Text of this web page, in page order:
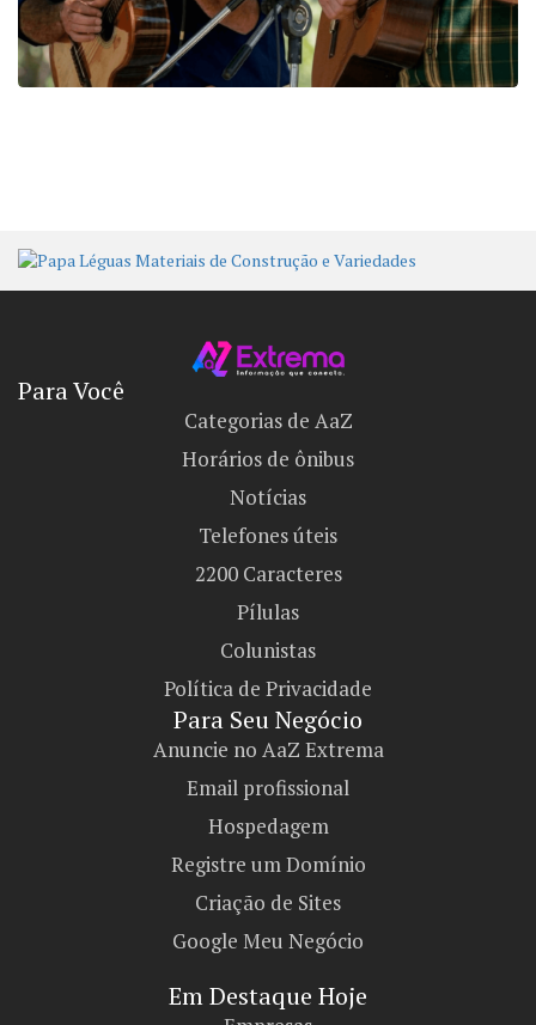
Para Você
Categorias de AaZ
Horários de ônibus
Notícias
Telefones úteis
2200 Caracteres
Pílulas
Colunistas
Política de Privacidade
Para Seu Negócio​
Anuncie no AaZ Extrema
Email profissional
Hospedagem
Registre um Domínio
Criação de Sites
Google Meu Negócio
Em Destaque Hoje